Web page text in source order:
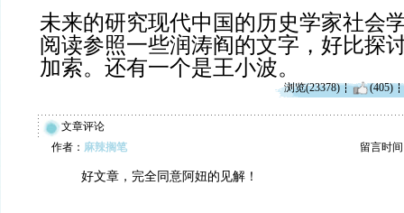
未来的研究现代中国的历史学家社会
阅读参照一些润涛阎的文字，好比探
加索。还有一个是王小波。
浏览(23378) (405)
文章评论
作者： 麻辣搁笔 留言时间
好文章，完全同意阿妞的见解！